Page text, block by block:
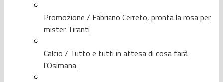
Promozione / Fabriano Cerreto, pronta la rosa per
mister Tiranti
Calcio / Tutto e tutti in attesa di cosa farà
l’Osimana